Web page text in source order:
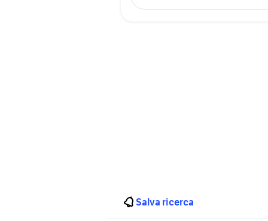
Salva ricerca